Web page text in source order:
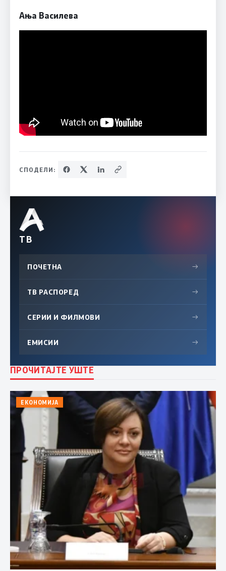
Ања Василева
СПОДЕЛИ:
ТВ
ПОЧЕТНА →
ТВ РАСПОРЕД →
СЕРИИ И ФИЛМОВИ →
ЕМИСИИ →
ПРОЧИТАЈТЕ УШТЕ
ЕКОНОМИЈА